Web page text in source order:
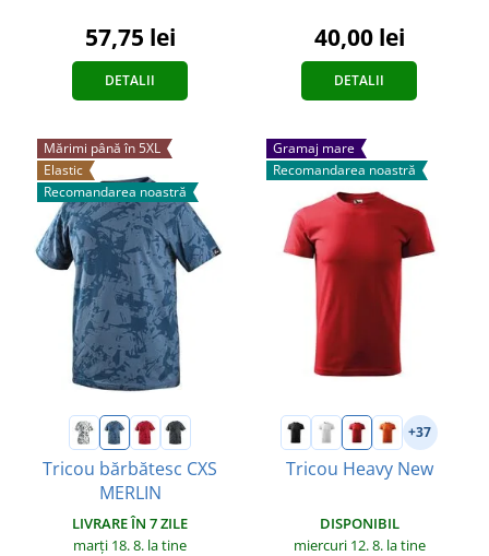
57,75 lei
DETALII
40,00 lei
DETALII
Mărimi până în 5XL
Elastic
Recomandarea noastră
Tricou bărbătesc CXS
MERLIN
LIVRARE ÎN 7 ZILE
marți 18. 8. la tine
Gramaj mare
Recomandarea noastră
+37
Tricou Heavy New
DISPONIBIL
miercuri 12. 8. la tine